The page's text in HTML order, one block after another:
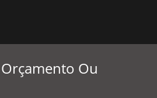
Ou